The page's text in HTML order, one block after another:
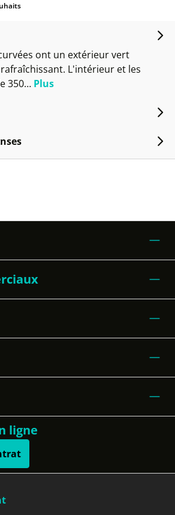
ont un extérieur vert
L'intérieur et les
350… Plus
ligne